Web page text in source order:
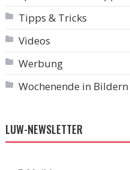
Tipps & Tricks
Videos
Werbung
Wochenende in Bildern
LUW-NEWSLETTER